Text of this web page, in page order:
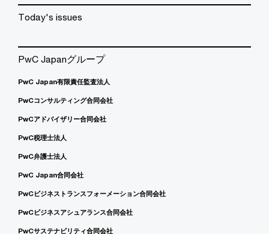
Today's issues
PwC Japanグループ
PwC Japan有限責任監査法人
PwCコンサルティング合同会社
PwCアドバイザリー合同会社
PwC税理士法人
PwC弁護士法人
PwC Japan合同会社
PwCビジネストランスフォーメーション合同会社
PwCビジネスアシュアランス合同会社
PwCサステナビリティ合同会社